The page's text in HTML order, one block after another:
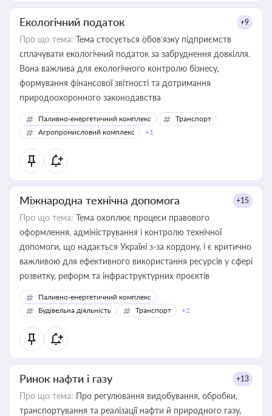
Екологічний податок +9
Про що тема: Тема стосується обов’язку підприємств
сплачувати екологічний податок за забруднення довкілля.
Вона важлива для екологічного контролю бізнесу,
формування фінансової звітності та дотримання
природоохоронного законодавства
Паливно-енергетичний комплекс
Транспорт
Агропромисловий комплекс
+1
Міжнародна технічна допомога +15
Про що тема: Тема охоплює процеси правового
оформлення, адміністрування і контролю технічної
допомоги, що надається Україні з-за кордону, і є критично
важливою для ефективного використання ресурсів у сфері
розвитку, реформ та інфраструктурних проєктів
Паливно-енергетичний комплекс
Будівельна діяльність
Транспорт +2
Ринок нафти і газу +13
Про що тема: Про регулювання видобування, обробки,
транспортування та реалізації нафти й природного газу,